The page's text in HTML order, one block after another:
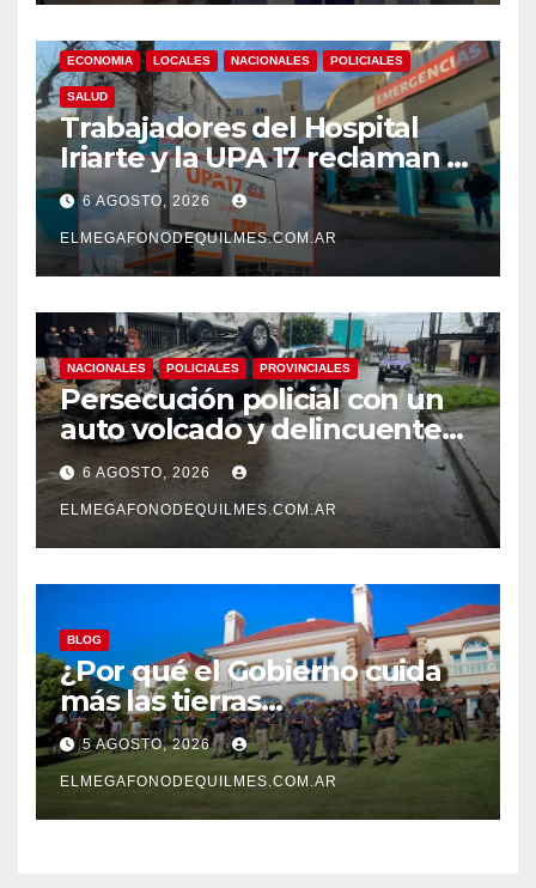
ECONOMIA LOCALES NACIONALES POLICIALES
SALUD
Trabajadores del Hospital
Iriarte y la UPA 17 reclaman el
pase a planta de becarios y
mejoras laborales
6 AGOSTO, 2026
ELMEGAFONODEQUILMES.COM.AR
NACIONALES POLICIALES PROVINCIALES
Persecución policial con un
auto volcado y delincuentes
detenidos en San Francisco
Solano
6 AGOSTO, 2026
ELMEGAFONODEQUILMES.COM.AR
BLOG
¿Por qué el Gobierno cuida
más las tierras
extranjerizadas que el
patrimonio de todos los
argentinos?
5 AGOSTO, 2026
ELMEGAFONODEQUILMES.COM.AR